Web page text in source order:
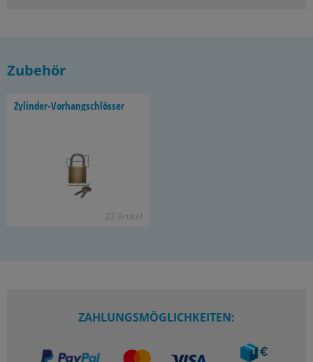
Zubehör
Zylinder-​Vorhangschlösser
22 Ar­ti­kel
ZAHLUNGSMÖGLICHKEITEN: